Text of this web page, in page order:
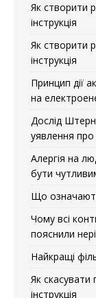
Як створити
інструкція
Як створити
інструкція
Принцип дії
на
Дослід
уявлення про
Алергія на
бути
Що
Чому всі
пояснили
Найкращі
Як скасувати
інструкція